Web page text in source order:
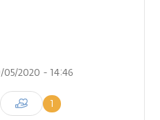
2020 - 14:46
1
te